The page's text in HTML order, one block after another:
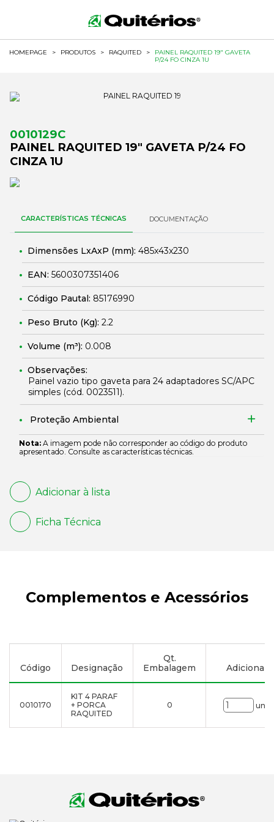
HOMEPAGE > PRODUTOS > RAQUITED >
PAINEL RAQUITED 19" GAVETA
P/24 FO CINZA 1U
0010129C
PAINEL RAQUITED 19" GAVETA P/24 FO
CINZA 1U
CARACTERÍSTICAS TÉCNICAS DOCUMENTAÇÃO
Dimensões LxAxP (mm): 485x43x230
EAN: 5600307351406
Código Pautal: 85176990
Peso Bruto (Kg): 2.2
Volume (m³): 0.008
Observações:
Painel vazio tipo gaveta para 24 adaptadores SC/APC
simples (cód. 0023511).
Proteção Ambiental
Nota: A imagem pode não corresponder ao código do produto
apresentado. Consulte as características técnicas.
Adicionar à lista
Ficha Técnica
Complementos e Acessórios
Código Designação
Qt.
Embalagem
Adicionar
0010170
KIT 4 PARAF
+ PORCA
RAQUITED
0 uni.